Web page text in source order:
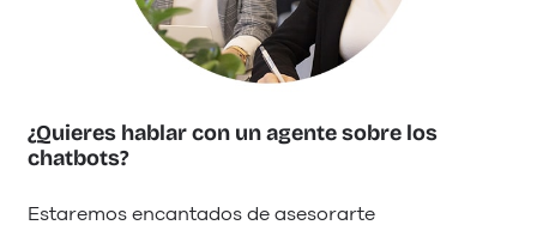
¿Quieres hablar con un agente sobre los
chatbots?
Estaremos encantados de asesorarte